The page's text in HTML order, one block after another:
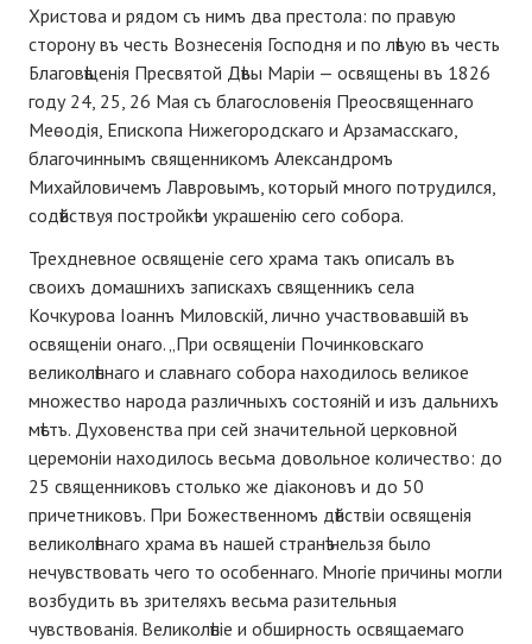
Христова и рядом съ нимъ два престола: по правую
сторону въ честь Вознесенія Господня и по лѣвую въ честь
Благовѣщенія Пресвятой Дѣвы Маріи — освящены въ 1826
году 24, 25, 26 Мая съ благословенія Преосвященнаго
Меѳодія, Епископа Нижегородскаго и Арзамасскаго,
благочиннымъ священникомъ Александромъ
Михайловичемъ Лавровымъ, который много потрудился,
содѣйствуя постройкѣ и украшенію сего собора.
Трехдневное освященіе сего храма такъ описалъ въ
своихъ домашнихъ запискахъ священникъ села
Кочкурова Іоаннъ Миловскій, лично участвовавшій въ
освященіи онаго. „При освященіи Починковскаго
великолѣпнаго и славнаго собора находилось великое
множество народа различныхъ состояній и изъ дальнихъ
мѣстъ. Духовенства при сей значительной церковной
церемоніи находилось весьма довольное количество: до
25 священниковъ столько же діаконовъ и до 50
причетниковъ. При Божественномъ дѣйствіи освященія
великолѣпнаго храма въ нашей странѣ нельзя было
нечувствовать чего то особеннаго. Многіе причины могли
возбудить въ зрителяхъ весьма разительныя
чувствованія. Великолѣпіе и обширность освящаемаго